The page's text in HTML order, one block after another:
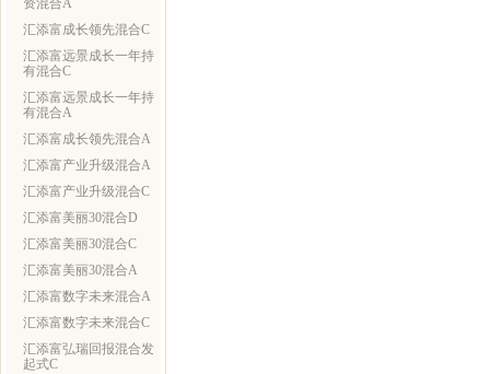
资混合A
汇添富成长领先混合C
汇添富远景成长一年持
有混合C
汇添富远景成长一年持
有混合A
汇添富成长领先混合A
汇添富产业升级混合A
汇添富产业升级混合C
汇添富美丽30混合D
汇添富美丽30混合C
汇添富美丽30混合A
汇添富数字未来混合A
汇添富数字未来混合C
汇添富弘瑞回报混合发
起式C